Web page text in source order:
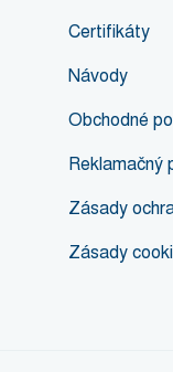
Certifikáty
Návody
Obchodné
Reklamačný
Zásady
Zásady